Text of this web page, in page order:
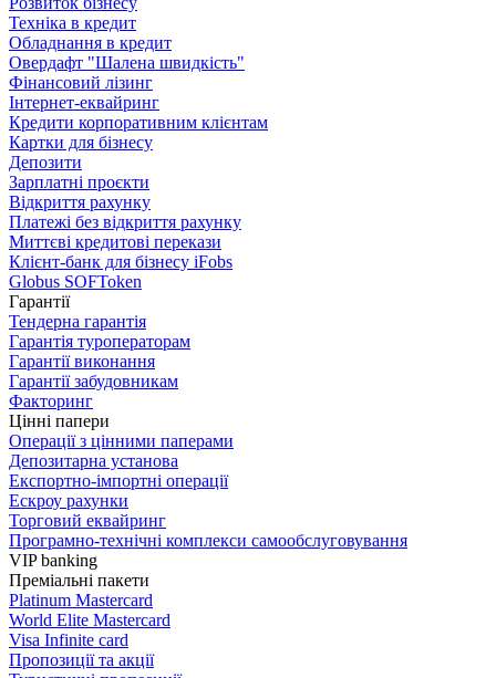
Техніка в кредит
Обладнання в кредит
Овердафт "Шалена швидкість"
Фінансовий лізинг
Інтернет-еквайринг
Кредити корпоративним клієнтам
Картки для бізнесу
Депозити
Зарплатні проєкти
Відкриття рахунку
Платежі без відкриття рахунку
Миттєві кредитові перекази
Клієнт-банк для бізнесу iFobs
Globus SOFToken
Гарантії
Тендерна гарантія
Гарантія туроператорам
Гарантії виконання
Гарантії забудовникам
Факторинг
Цінні папери
Операції з цінними паперами
Депозитарна установа
Експортно-імпортні операції
Ескроу рахунки
Торговий еквайринг
Програмно-технічні комплекси самообслуговування
VIP banking
Преміальні пакети
Platinum Mastercard
World Elite Mastercard
Visa Infinite card
Пропозиції та акції